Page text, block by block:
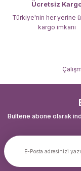
Ücretsiz
Türkiye'nin her yerine
kargo imkanı
Bültene abone olarak